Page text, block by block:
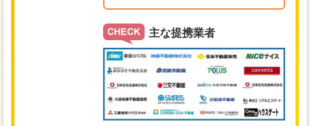
主な提携業者